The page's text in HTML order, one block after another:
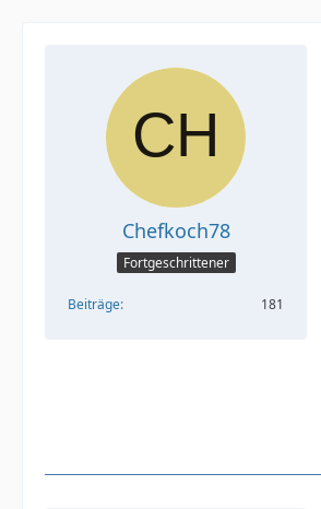
Chefkoch78
Fortgeschrittener
Beiträge 181